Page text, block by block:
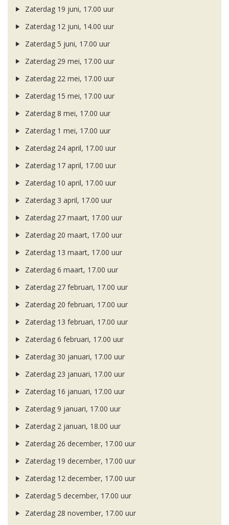
Zaterdag 19 juni, 17.00 uur
Zaterdag 12 juni, 14.00 uur
Zaterdag 5 juni, 17.00 uur
Zaterdag 29 mei, 17.00 uur
Zaterdag 22 mei, 17.00 uur
Zaterdag 15 mei, 17.00 uur
Zaterdag 8 mei, 17.00 uur
Zaterdag 1 mei, 17.00 uur
Zaterdag 24 april, 17.00 uur
Zaterdag 17 april, 17.00 uur
Zaterdag 10 april, 17.00 uur
Zaterdag 3 april, 17.00 uur
Zaterdag 27 maart, 17.00 uur
Zaterdag 20 maart, 17.00 uur
Zaterdag 13 maart, 17.00 uur
Zaterdag 6 maart, 17.00 uur
Zaterdag 27 februari, 17.00 uur
Zaterdag 20 februari, 17.00 uur
Zaterdag 13 februari, 17.00 uur
Zaterdag 6 februari, 17.00 uur
Zaterdag 30 januari, 17.00 uur
Zaterdag 23 januari, 17.00 uur
Zaterdag 16 januari, 17.00 uur
Zaterdag 9 januari, 17.00 uur
Zaterdag 2 januari, 18.00 uur
Zaterdag 26 december, 17.00 uur
Zaterdag 19 december, 17.00 uur
Zaterdag 12 december, 17.00 uur
Zaterdag 5 december, 17.00 uur
Zaterdag 28 november, 17.00 uur